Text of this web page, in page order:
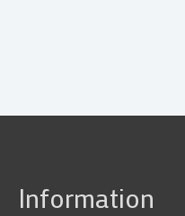
Information